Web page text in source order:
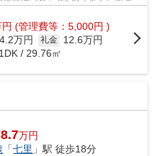
...
円 (管理費等：5,000円 )
4.2万円 礼金
12.6万円
/ 29.76㎡
8.7万円
「七里 」駅 徒歩18分